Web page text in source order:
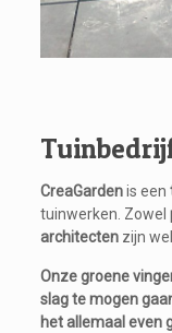
CreaGardenis een
tuinwerken. Zowel
architectenzijn
Onze groene
slag te mogen
het allemaal even